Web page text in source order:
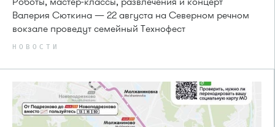
Валерия Сюткина — 22 августа на Северном речном
вокзале проведут семейный Технофест
НОВОСТИ